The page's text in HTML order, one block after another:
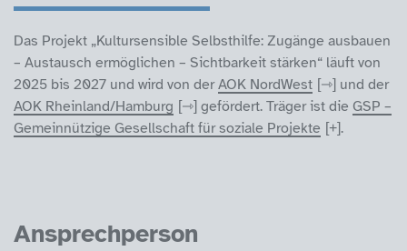
Das Projekt „Kultursensible Selbsthilfe: Zugänge ausbauen
– Austausch ermöglichen – Sichtbarkeit stärken“ läuft von
2025 bis 2027 und wird von derAOK NordWest
und der
AOK Rheinland/Hamburg
gefördert. Träger ist die GSP –
Gemeinnützige Gesellschaft für soziale Projekte
.
Ansprechperson